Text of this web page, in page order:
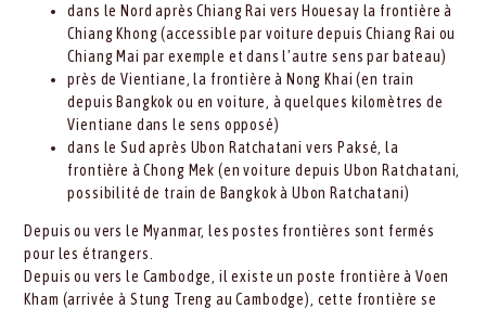
dans le Nord après Chiang Rai vers Houesay la frontière à
Chiang Khong (accessible par voiture depuis Chiang Rai ou
Chiang Mai par exemple et dans l’autre sens par bateau)
près de Vientiane, la frontière à Nong Khai (en train
depuis Bangkok ou en voiture, à quelques kilomètres de
Vientiane dans le sens opposé)
dans le Sud après Ubon Ratchatani vers Paksé, la
frontière à Chong Mek (en voiture depuis Ubon Ratchatani,
possibilité de train de Bangkok à Ubon Ratchatani)
Depuis ou vers le Myanmar, les postes frontières sont fermés
pour les étrangers.
Depuis ou vers le Cambodge, il existe un poste frontière à Voen
Kham (arrivée à Stung Treng au Cambodge), cette frontière se